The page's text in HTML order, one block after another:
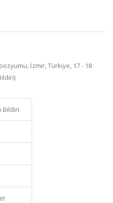
İzmir, Türkiye, 17 - 18
Bildiri